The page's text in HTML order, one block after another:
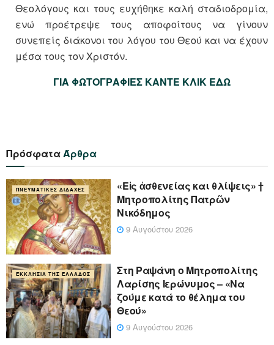
Θεολόγους και τους ευχήθηκε καλή σταδιοδρομία,
ενώ προέτρεψε τους αποφοίτους να γίνουν
συνεπείς διάκονοι του λόγου του Θεού και να έχουν
μέσα τους τον Χριστόν.
ΓΙΑ ΦΩΤΟΓΡΑΦΙΕΣ ΚΑΝΤΕ ΚΛΙΚ ΕΔΩ
ΠρόσφαταΆρθρα
ΠΝΕΥΜΑΤΙΚΈΣ ΔΙΔΑΧΈΣ
«Eἰς ἀσθενείας και θλίψεις» †
Μητροπολίτης Πατρῶν
Νικόδημος
9 Αυγούστου 2026
ΕΚΚΛΗΣΊΑ ΤΗΣ ΕΛΛΆΔΟΣ
Στη Ραψάνη ο Μητροπολίτης
Λαρίσης Ιερώνυμος – «Να
ζούμε κατά το θέλημα του
Θεού»
9 Αυγούστου 2026